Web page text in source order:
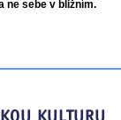
ne sebe v bližním.